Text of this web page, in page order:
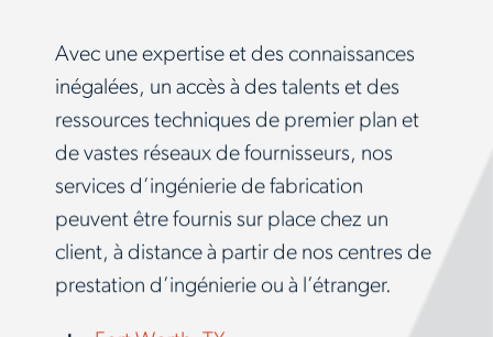
Avec une expertise et des connaissances
inégalées, un accès à des talents et des
ressources techniques de premier plan et
de vastes réseaux de fournisseurs, nos
services d’ingénierie de fabrication
peuvent être fournis sur place chez un
client, à distance à partir de nos centres de
prestation d’ingénierie ou à l’étranger.